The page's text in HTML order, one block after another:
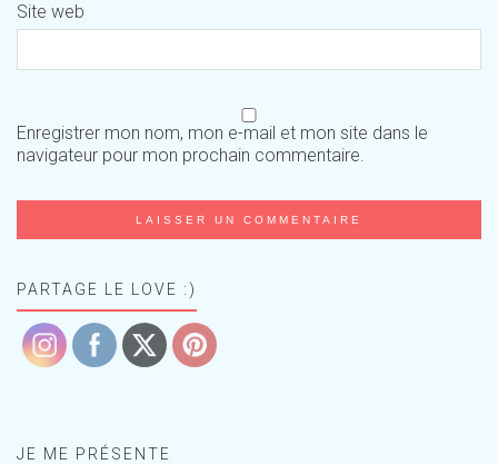
Site web
Enregistrer mon nom, mon e-mail et mon site dans le
navigateur pour mon prochain commentaire.
PARTAGE LE LOVE :)
JE ME PRÉSENTE